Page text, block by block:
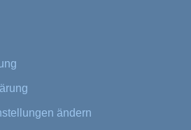
ändern